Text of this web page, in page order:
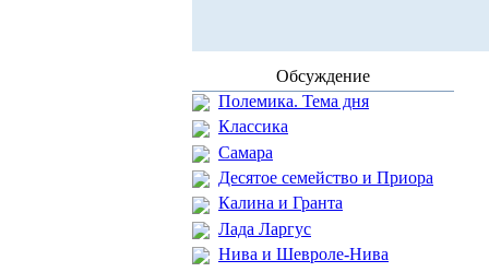
Обсуждение
Полемика. Тема дня
Классика
Самара
Десятое семейство и Приора
Калина и Гранта
Лада Ларгус
Нива и Шевроле-Нива